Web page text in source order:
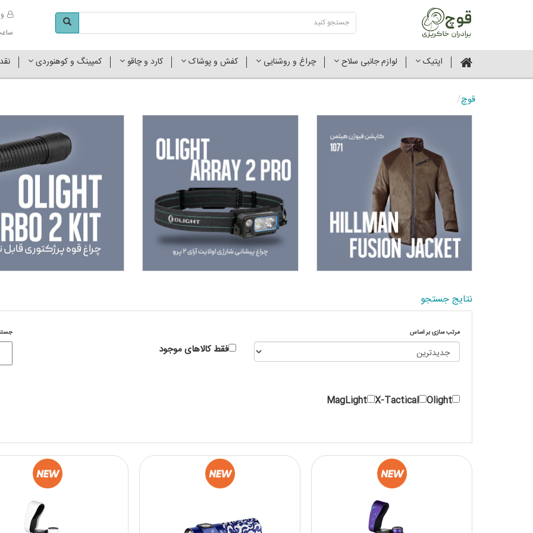
ساعت
اپتیک لوازم جانبی سلاح چراغ و روشنایی کفش و پوشاک کارد و چاقو کمپینگ و کوهنوردی
قوچ/
نتایج جستجو
مرتب سازی بر اساس
فقط کالاهای موجود
Olight
X-Tactical
MagLight